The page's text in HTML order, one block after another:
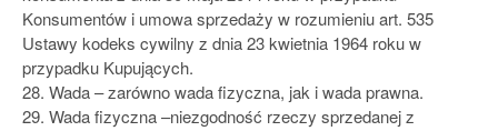
Konsumentów i umowa sprzedaży w rozumieniu art. 535
Ustawy kodeks cywilny z dnia 23 kwietnia 1964 roku w
przypadku Kupujących.
28. Wada – zarówno wada fizyczna, jak i wada prawna.
29. Wada fizyczna –niezgodność rzeczy sprzedanej z